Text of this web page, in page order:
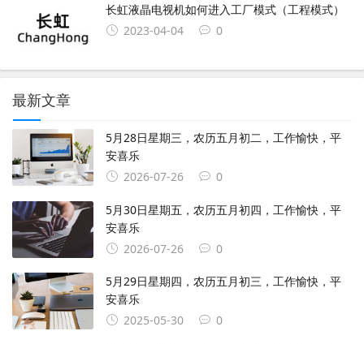
长虹液晶电视机如何进入工厂模式（工程模式）
2023-04-04
0
最新文章
5月28日星期三，农历五月初二，工作愉快，平
安喜乐
2026-07-26
0
5月30日星期五，农历五月初四，工作愉快，平
安喜乐
2026-07-26
0
5月29日星期四，农历五月初三，工作愉快，平
安喜乐
2025-05-30
0